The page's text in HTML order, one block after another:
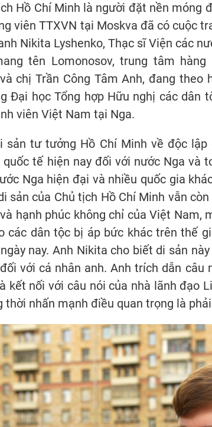
Hồ Chí Minh là người đặt nền
viên TTXVN tại Moskva đã có cuộc
Nikita Lyshenko, Thạc sĩ Viện các
tên Lomonosov, trung tâm
chị Trần Công Tâm Anh, đang theo
Đại học Tổng hợp Hữu nghị các dân
viên Việt Nam tại Nga.
sản tư tưởng Hồ Chí Minh về độc
tế hiện nay đối với nước Nga và
Nga hiện đại và nhiều quốc gia
sản của Chủ tịch Hồ Chí Minh vẫn
hạnh phúc không chỉ của Việt Nam,
các dân tộc bị áp bức khác trên thế
nay. Anh Nikita cho biết di sản
với cá nhân anh. Anh trích dẫn câu
kết nối với câu nói của nhà lãnh đạo
thời nhấn mạnh điều quan trọng là